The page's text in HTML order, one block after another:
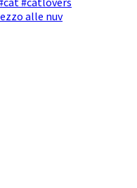
alle nuv